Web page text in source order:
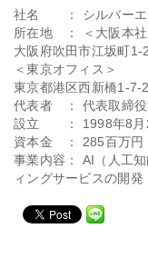
社名 ： シルバーエ
所在地 ： ＜大阪本社
大阪府吹田市江坂町
＜東京オフィス＞
東京都港区西新橋1-
代表者 ： 代表取締役
設立 ： 1998年8月
資本金 ： 285百万円
事業内容： AI（人工
ィングサービスの開発